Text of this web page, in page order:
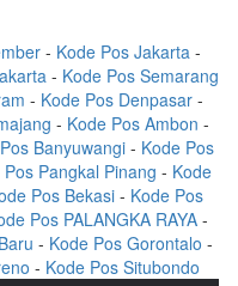
- Kode Pos Jakarta -
- Kode Pos Semarang
- Kode Pos Denpasar -
- Kode Pos Ambon -
Banyuwangi - Kode Pos
Pos Pangkal Pinang - Kode
Pos Bekasi - Kode Pos
Pos PALANGKA RAYA-
- Kode Pos Gorontalo -
- Kode Pos Situbondo